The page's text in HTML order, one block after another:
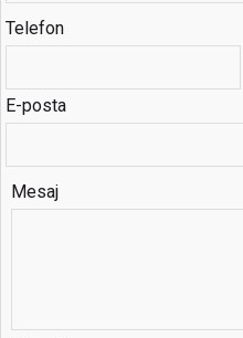
Telefon
E-posta
Mesaj